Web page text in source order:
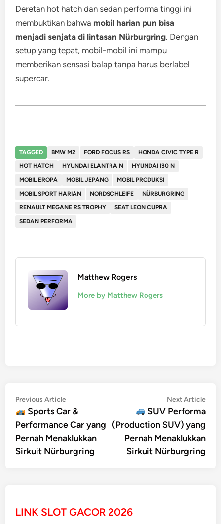
Deretan hot hatch dan sedan performa tinggi ini
membuktikan bahwa mobil harian pun bisa
menjadi senjata di lintasan Nürburgring. Dengan
setup yang tepat, mobil-mobil ini mampu
memberikan sensasi balap tanpa harus berlabel
supercar.
TAGGED BMW M2 FORD FOCUS RS
HONDA CIVIC TYPE R
HOT HATCH
HYUNDAI ELANTRA N
HYUNDAI I30 N
MOBIL EROPA
MOBIL JEPANG
MOBIL PRODUKSI
MOBIL SPORT HARIAN
NORDSCHLEIFE
NÜRBURGRING
RENAULT MEGANE RS TROPHY
SEAT LEON CUPRA
SEDAN PERFORMA
Matthew Rogers
More by Matthew Rogers
Post
navigation
Previous ArticlePrevious
article:
Sports Car &
Performance Car yang
Pernah Menaklukkan
Sirkuit Nürburgring
Next Article
SUV Performa
(Production SUV) yang
Pernah Menaklukkan
Sirkuit Nürburgring
LINK SLOT GACOR 2026